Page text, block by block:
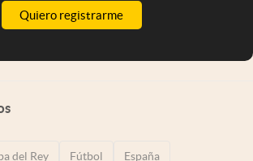
Quiero registrarme
del Rey Fútbol España